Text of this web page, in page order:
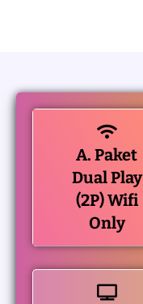
A. Paket
Dual Play
(2P) Wifi
Only